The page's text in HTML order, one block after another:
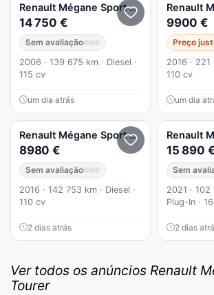
Renault Mégane Sport Tourer 1.5 Blue
14 750 €
Sem avaliação
2006 · 139 675 km · Diesel ·
115 cv
um dia atrás
Renault
9900 €
Preço
2016 · 221
110 cv
um dia
Renault Mégane Sport Tourer 1.5 dCi
8980 €
Sem avaliação
2016 · 142 753 km · Diesel ·
110 cv
2 dias atrás
Renault
15 890
Sem
2021 · 102
Plug-In ·
2 dias
Ver todos os anúncios Renault
Tourer